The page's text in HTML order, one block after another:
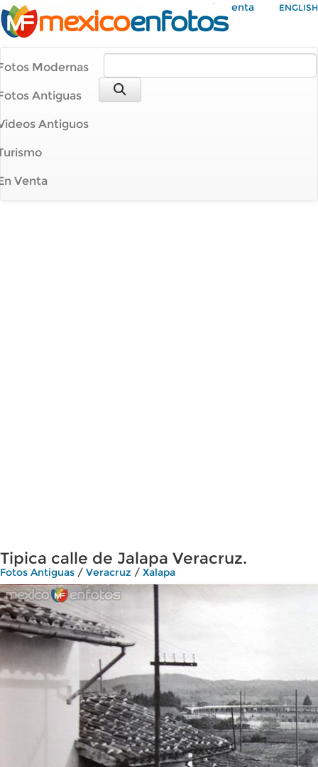
Mi Cuenta ENGLISH
Modernas
Antiguas
Antiguos
Venta
Tipica calle de Jalapa Veracruz.
Fotos Antiguas / Veracruz / Xalapa